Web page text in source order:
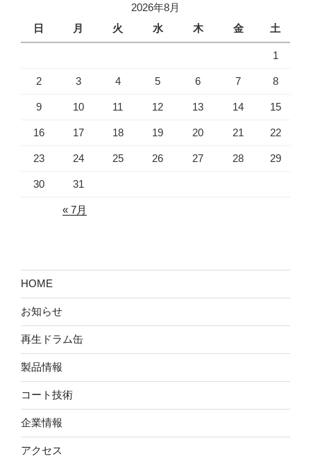
2026年8月
日
月 火 水 木 金 土
1
2 3 4 5 6 7 8
9 10 11 12 13 14 15
16 17 18 19 20 21 22
23 24 25 26 27 28 29
30 31
« 7月
HOME
お知らせ
再生ドラム缶
製品情報
コート技術
企業情報
アクセス